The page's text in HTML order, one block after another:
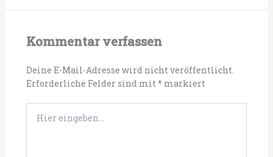
Kommentar verfassen
Deine E-Mail-Adresse wird nicht veröffentlicht.
Erforderliche Felder sind mit*markiert
eingeben…